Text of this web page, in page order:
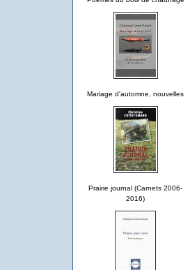
Mariage d'automne, nouvelles
Prairie journal (Carnets 2006-
2016)